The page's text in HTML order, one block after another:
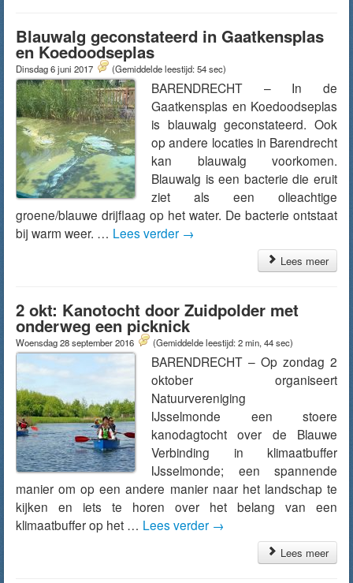
Blauwalg geconstateerd in Gaatkensplas
en Koedoodseplas
Dinsdag 6 juni 2017 (Gemiddelde leestijd: 54 sec)
BARENDRECHT – In de
Gaatkensplas en Koedoodseplas
is blauwalg geconstateerd. Ook
op andere locaties in Barendrecht
kan blauwalg voorkomen.
Blauwalg is een bacterie die eruit
ziet als een olieachtige
groene/blauwe drijflaag op het water. De bacterie ontstaat
bij warm weer. … Lees verder →
Lees meer
2 okt: Kanotocht door Zuidpolder met
onderweg een picknick
Woensdag 28 september 2016 (Gemiddelde leestijd: 2 min, 44 sec)
BARENDRECHT – Op zondag 2
oktober organiseert
Natuurvereniging
IJsselmonde een stoere
kanodagtocht over de Blauwe
Verbinding in klimaatbuffer
IJsselmonde; een spannende
manier om op een andere manier naar het landschap te
kijken en iets te horen over het belang van een
klimaatbuffer op het … Lees verder →
Lees meer